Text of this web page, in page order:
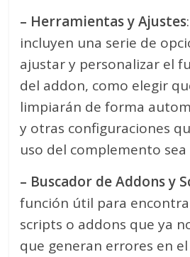
– Herramientas y Ajustes
incluyen una serie de
ajustar y personalizar el
del addon, como elegir
limpiarán de forma
y otras configuraciones
uso del complemento sea
– Buscador de Addons y
función útil para
scripts o addons que ya
que generan errores en